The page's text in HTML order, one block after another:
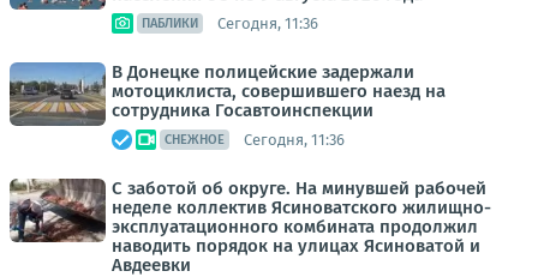
ПАБЛИКИ Сегодня, 11:36
В Донецке полицейские задержали
мотоциклиста, совершившего наезд на
сотрудника Госавтоинспекции
СНЕЖНОЕ Сегодня, 11:36
С заботой об округе. На минувшей рабочей
неделе коллектив Ясиноватского жилищно-
эксплуатационного комбината продолжил
наводить порядок на улицах Ясиноватой и
Авдеевки